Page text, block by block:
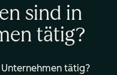
sind in
tätig?
tätig?